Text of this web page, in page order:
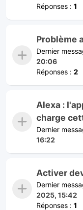
Réponses : 1
Problème
Dernier
20:06
Réponses : 2
Alexa :
charge
Dernier
16:22
Activer
Dernier
2025, 15:42
Réponses : 1